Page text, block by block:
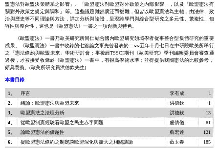
盟憲法對歐盟決策體系之影響」、「歐盟憲法對歐盟對外政策之內部影響」，以及「歐盟憲法有
關對外政策之規定與調和」等。這些議題雖然廣泛而複雜，但皆以歐盟憲法為主軸，由法律、政
治與歷史等不同理論與方法，詳加分析與論證，呈現跨學門與綜合型研究之多元性、繁複性、包
容性與整合性，這也是《歐盟憲法》一書之一項創新與特色。
《歐盟憲法》一書乃歐美研究所同仁結合國內歐盟研究領域學者從事整合型集體研究的重要
成果。《歐盟憲法》一書中收錄的七篇論文事先曾發表於二○○五年十月七日在中研院歐美所舉行
之「憲法條約與歐盟未來」學術研討會；事後經TSSCI期刊《歐美研究》季刊編輯委員會審查通
過後，才被接受收錄於《歐盟憲法》一書中，有很高學術水準；並得提供我國憲法的比較參考，
頗具意義。(歐美所研究員洪德欽先生)
本書目錄
1、 序言 李有成
i
2、
緒論 ：歐盟憲法與歐盟未來 洪德欽
1
3、
歐盟憲法之法理分析 洪德欽
13
4、
從歐盟制憲經驗看歐盟之民主赤字問題 盧倩儀
81
5、
論歐盟憲法的優越性 蘇宏達
121
6、
從歐盟憲法條約之制定談歐盟深化與擴大之相關議論 藍玉春
185